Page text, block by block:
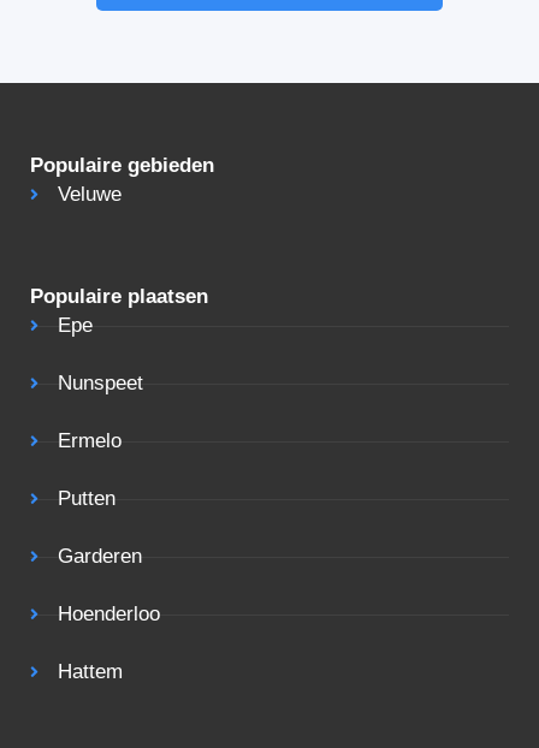
Populaire gebieden
Veluwe
Populaire plaatsen
Epe
Nunspeet
Ermelo
Putten
Garderen
Hoenderloo
Hattem